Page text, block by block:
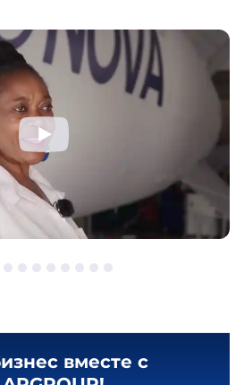
вместе с